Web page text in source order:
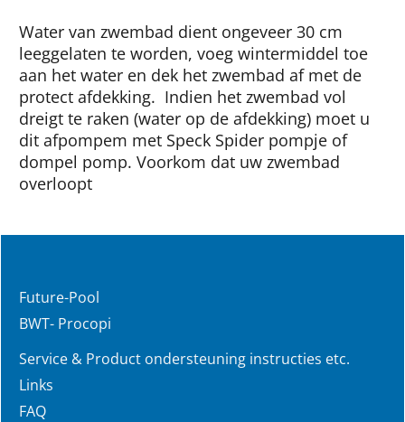
Water van zwembad dient ongeveer 30 cm
leeggelaten te worden, voeg wintermiddel toe
aan het water en dek het zwembad af met de
protect afdekking. Indien het zwembad vol
dreigt te raken (water op de afdekking) moet u
dit afpompem met Speck Spider pompje of
dompel pomp. Voorkom dat uw zwembad
overloopt
Future-Pool
BWT- Procopi
Service & Product ondersteuning instructies etc.
Links
FAQ